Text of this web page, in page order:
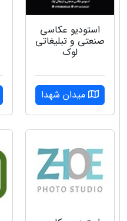
استودیو عکاسی
صنعتی و تبلیغاتی
لوک
میدان شهدا